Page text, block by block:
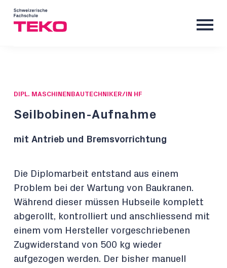
DIPL. MASCHINENBAUTECHNIKER/IN HF
Seilbobinen-Aufnahme
mit Antrieb und Bremsvorrichtung
Die Diplomarbeit entstand aus einem
Problem bei der Wartung von Baukranen.
Während dieser müssen Hubseile komplett
abgerollt, kontrolliert und anschliessend mit
einem vom Hersteller vorgeschriebenen
Zugwiderstand von 500 kg wieder
aufgezogen werden. Der bisher manuell